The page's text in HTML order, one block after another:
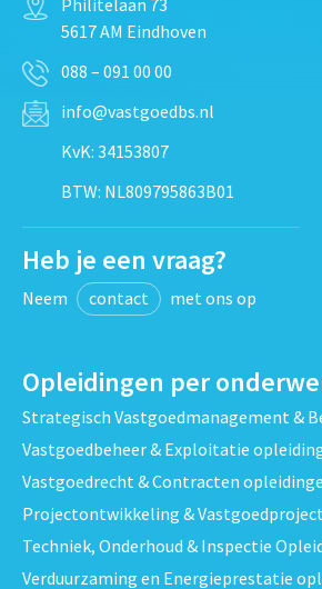
5617 AM Eindhoven
088 – 091 00 00
info@vastgoedbs.nl
KvK: 34153807
BTW: NL809795863B01
Heb je een vraag?
Neem contact met ons op
Opleidingen per
Strategisch Vastgoedmanagement &
Vastgoedbeheer & Exploitatie
Vastgoedrecht & Contracten
Projectontwikkeling &
Techniek, Onderhoud & Inspectie
Verduurzaming en Energieprestatie